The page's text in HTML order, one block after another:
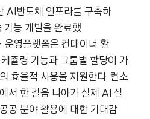
AI반도체 인프라를 구축하
기능 개발을 완료했
영플랫폼은 컨테이너 환
쥴링 기능과 그룹별 할당이 가
효율적 사용을 지원한다. 컨소
서 한 걸음 나아가 실제 AI 실
공 분야 활용에 대한 기대감